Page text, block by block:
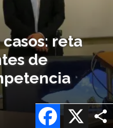
reta
de
X
Facebook